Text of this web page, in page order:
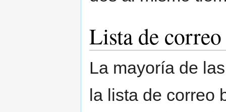
Lista de correo
La mayoría de
la lista de correo